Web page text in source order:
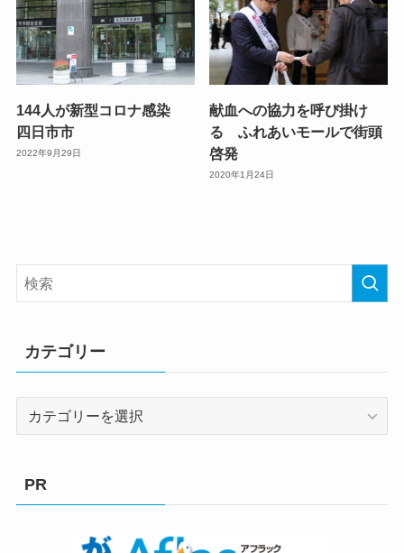
144人が新型コロナ感染
四日市市
2022年9月29日
献血への協力を呼び掛け
る ふれあいモールで街頭
啓発
2020年1月24日
カテゴリー
PR